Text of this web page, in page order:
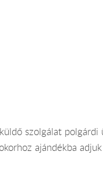
szolgálat
ajándékba